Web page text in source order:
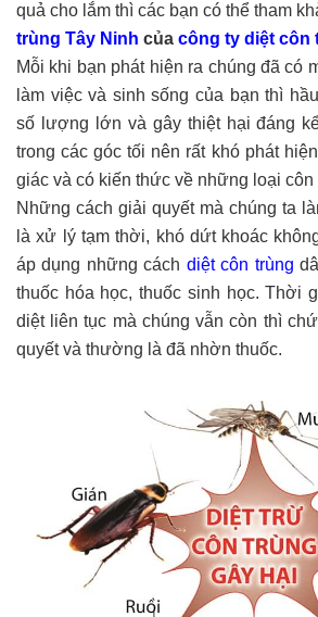
quả cho lắm thì các bạn có thể tham
trùng Tây Ninh của công ty diệt côn
Mỗi khi bạn phát hiện ra chúng đã có
làm việc và sinh sống của bạn thì
số lượng lớn và gây thiệt hại đáng
trong các góc tối nên rất khó phát
giác và có kiến thức về những loại côn
Những cách giải quyết mà chúng ta
là xử lý tạm thời, khó dứt khoác
áp dụng những cách diệt côn trùng
thuốc hóa học, thuốc sinh học. Thời
diệt liên tục mà chúng vẫn còn thì
quyết và thường là đã nhờn thuốc.